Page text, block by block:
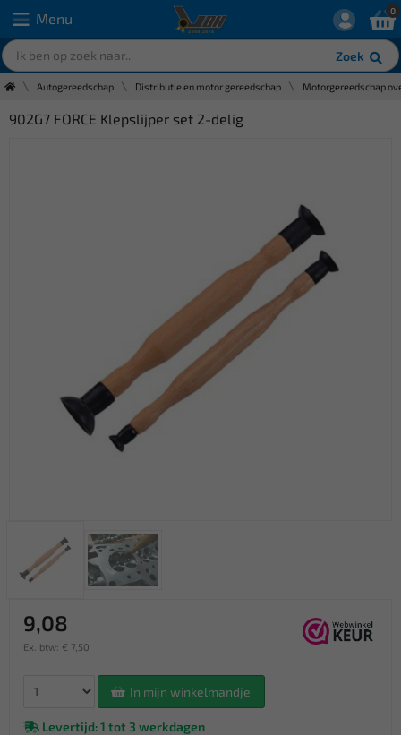
Menu
Zoek
0
Autogereedschap Distributie en motor gereedschap Motorgereedschap
902G7 FORCE Klepslijper set 2-delig
9,08
Ex. btw: € 7,50
In mijn winkelmandje
Levertijd: 1 tot 3 werkdagen